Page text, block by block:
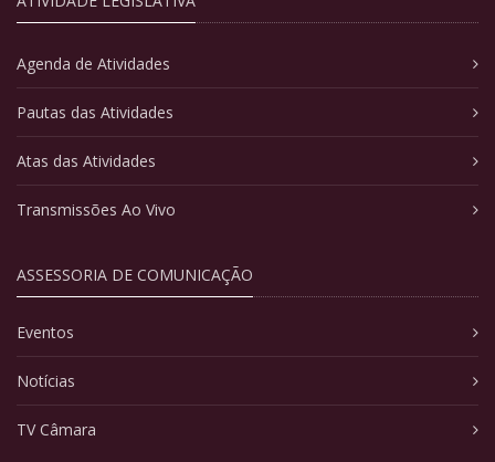
Agenda de Atividades
Pautas das Atividades
Atas das Atividades
Transmissões Ao Vivo
ASSESSORIA DE COMUNICAÇÃO
Eventos
Notícias
TV Câmara